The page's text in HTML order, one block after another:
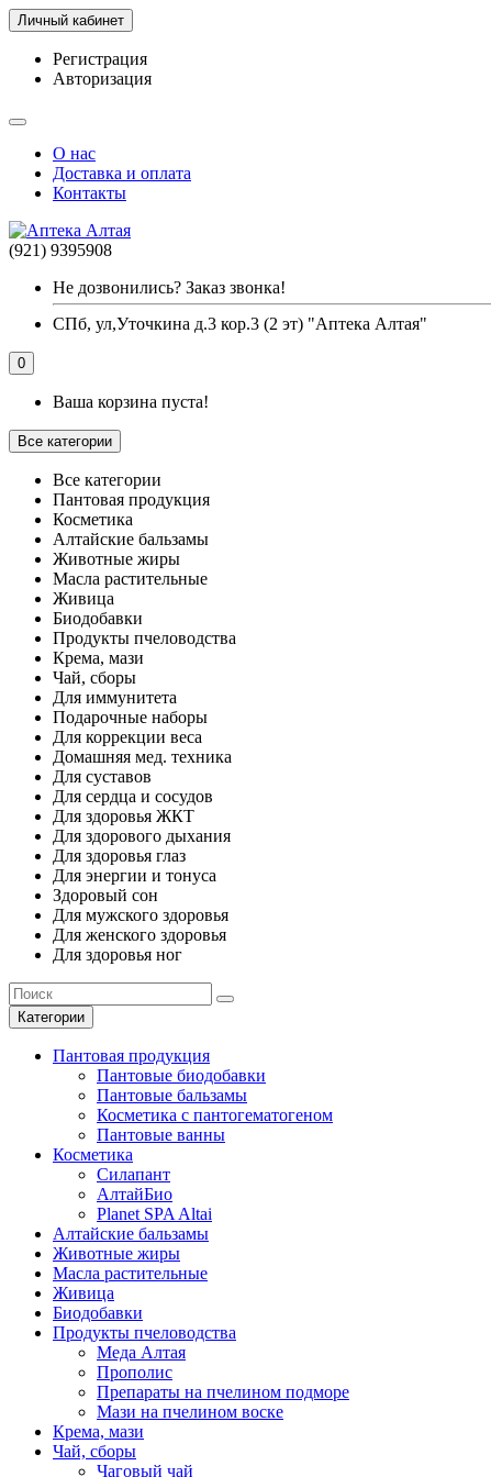
Личный кабинет
Регистрация
Авторизация
О нас
Доставка и оплата
Контакты
(921) 9395908
Не дозвонились? Заказ звонка!
СПб, ул,Уточкина д.3 кор.3 (2 эт) "Аптека Алтая"
0
Ваша корзина пуста!
Все категории
Все категории
Пантовая продукция
Косметика
Алтайские бальзамы
Животные жиры
Масла растительные
Живица
Биодобавки
Продукты пчеловодства
Крема, мази
Чай, сборы
Для иммунитета
Подарочные наборы
Для коррекции веса
Домашняя мед. техника
Для суставов
Для сердца и сосудов
Для здоровья ЖКТ
Для здорового дыхания
Для здоровья глаз
Для энергии и тонуса
Здоровый сон
Для мужского здоровья
Для женского здоровья
Для здоровья ног
Категории
Пантовая продукция
Пантовые биодобавки
Пантовые бальзамы
Косметика с пантогематогеном
Пантовые ванны
Косметика
Силапант
АлтайБио
Planet SPA Altai
Алтайские бальзамы
Животные жиры
Масла растительные
Живица
Биодобавки
Продукты пчеловодства
Меда Алтая
Прополис
Препараты на пчелином подморе
Мази на пчелином воске
Крема, мази
Чай, сборы
Чаговый чай